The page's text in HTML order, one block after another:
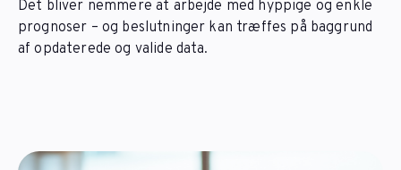
Det bliver nemmere at arbejde med hyppige og enkle
prognoser – og beslutninger kan træffes på baggrund
af opdaterede og valide data.